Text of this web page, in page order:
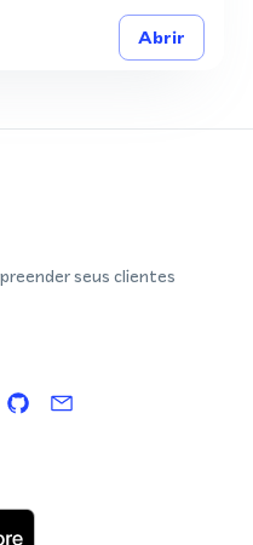
Abrir
seus clientes